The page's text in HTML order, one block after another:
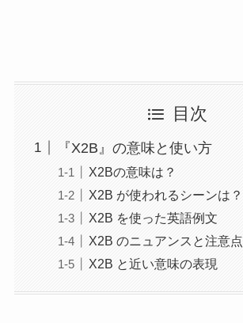
目次
『X2B』の意味と使い方
X2Bの意味は？
X2B が使われるシーンは？
X2B を使った英語例文
X2B のニュアンスと注意点
X2B と近い意味の表現